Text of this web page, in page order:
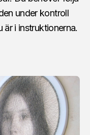
under kontroll
i instruktionerna.